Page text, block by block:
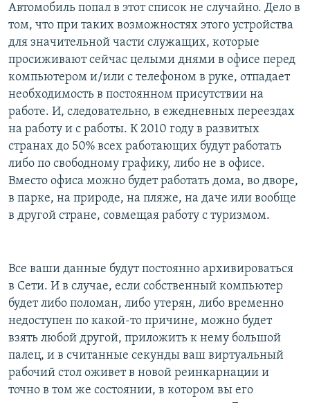
Автомобиль попал в этот список не случайно. Дело в
том, что при таких возможностях этого устройства
для значительной части служащих, которые
просиживают сейчас целыми днями в офисе перед
компьютером и/или с телефоном в руке, отпадает
необходимость в постоянном присутствии на
работе. И, следовательно, в ежедневных переездах
на работу и с работы. К 2010 году в развитых
странах до 50% всех работающих будут работать
либо по свободному графику, либо не в офисе.
Вместо офиса можно будет работать дома, во дворе,
в парке, на природе, на пляже, на даче или вообще
в другой стране, совмещая работу с туризмом.
Все ваши данные будут постоянно архивироваться
в Сети. И в случае, если собственный компьютер
будет либо поломан, либо утерян, либо временно
недоступен по какой-то причине, можно будет
взять любой другой, приложить к нему большой
палец, и в считанные секунды ваш виртуальный
рабочий стол оживет в новой реинкарнации и
точно в том же состоянии, в котором вы его